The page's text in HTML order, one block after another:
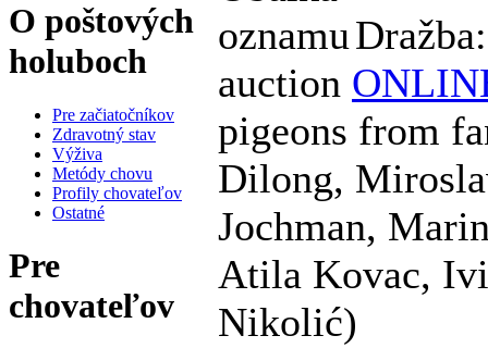
O poštových
holuboch
Pre začiatočníkov
Zdravotný stav
Výživa
Metódy chovu
Profily chovateľov
Ostatné
Pre
chovateľov
auction
pigeons from
Dilong,
Jochman,
Atila Kovac,
Nikolić)